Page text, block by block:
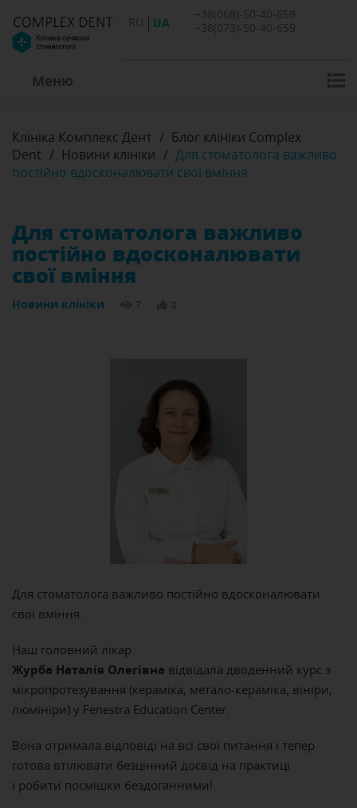
RU UA
+38(068)-50-40-659
+38(073)-50-40-659
Меню
Клініка Комплекс Дент / Блог клініки Complex
Dent / Новини клініки / Для стоматолога важливо
постійно вдосконалювати свої вміння
Для стоматолога важливо
постійно вдосконалювати
свої вміння
Новини клініки
Для стоматолога важливо постійно вдосконалювати
свої вміння.
Наш головний лікар
Журба Наталія Олегівна відвідала дводенний курс з
мікропротезування (кераміка, метало-кераміка, вініри,
люмініри) у Fenestra Education Center.
Вона отримала відповіді на всі свої питання і тепер
готова втілювати безцінний досвід на практиці
і робити посмішки бездоганними!